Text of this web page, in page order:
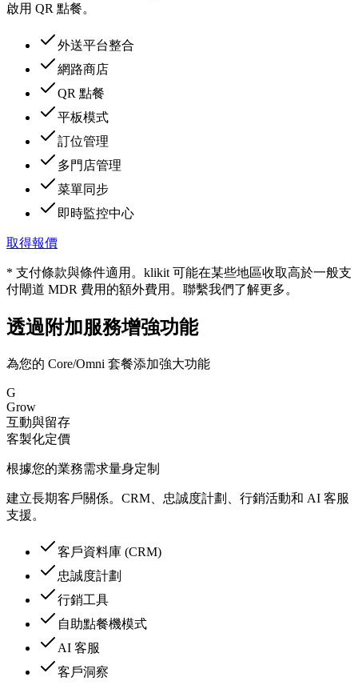
啟用 QR 點餐。
外送平台整合
網路商店
QR 點餐
平板模式
訂位管理
多門店管理
菜單同步
即時監控中心
取得報價
* 支付條款與條件適用。klikit 可能在某些地區收取高於一般支
付閘道 MDR 費用的額外費用。聯繫我們了解更多。
透過附加服務增強功能
為您的 Core/Omni 套餐添加強大功能
G
Grow
互動與留存
客製化定價
根據您的業務需求量身定制
建立長期客戶關係。CRM、忠誠度計劃、行銷活動和 AI 客服
支援。
客戶資料庫 (CRM)
忠誠度計劃
行銷工具
自助點餐機模式
AI 客服
客戶洞察